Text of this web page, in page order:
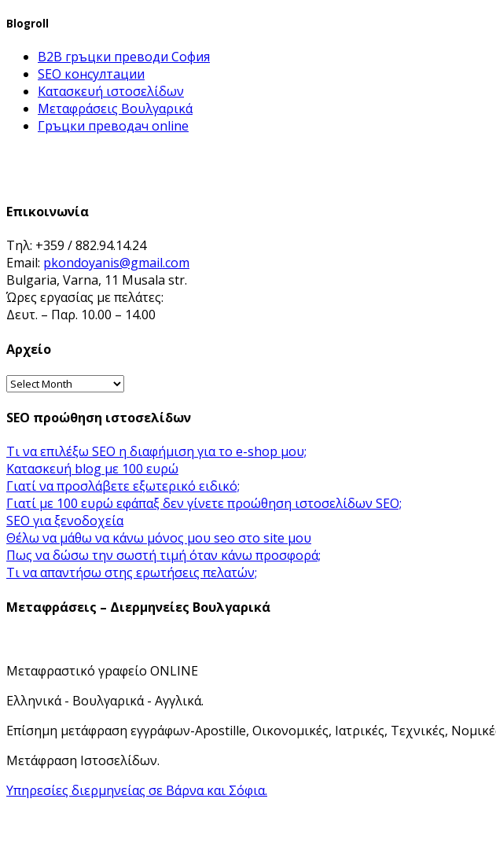
Blogroll
B2B гръцки преводи София
SEO консултации
Κατασκευή ιστοσελίδων
Μεταφράσεις Βουλγαρικά
Гръцки преводач online
Επικοινωνία
Τηλ: +359 / 882.94.14.24
Email: pkondoyanis@gmail.com
Bulgaria, Varna, 11 Musala str.
Ώρες εργασίας με πελάτες:
Δευτ. – Παρ. 10.00 – 14.00
Αρχείο
Αρχείο
SEO προώθηση ιστοσελίδων
Τι να επιλέξω SEO η διαφήμιση για το e-shop μου;
Κατασκευή blog με 100 ευρώ
Γιατί να προσλάβετε εξωτερικό ειδικό;
Γιατί με 100 ευρώ εφάπαξ δεν γίνετε προώθηση ιστοσελίδων SEO;
SEO για ξενοδοχεία
Θέλω να μάθω να κάνω μόνος μου seo στο site μου
Πως να δώσω την σωστή τιμή όταν κάνω προσφορά;
Τι να απαντήσω στης ερωτήσεις πελατών;
Μεταφράσεις – Διερμηνείες Βουλγαρικά
Μεταφραστικό γραφείο ONLINE
Ελληνικά - Βουλγαρικά - Αγγλικά.
Επίσημη μετάφραση εγγράφων-Apostille, Οικονομικές, Ιατρικές, Τεχνικές,
Μετάφραση Ιστοσελίδων.
Υπηρεσίες διερμηνείας σε Βάρνα και Σόφια.